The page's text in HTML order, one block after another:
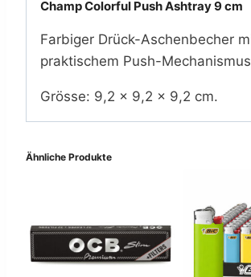
Champ Colorful Push Ashtray 9 cm
Farbiger Drück-Aschenbecher
praktischem Push-
Grösse: 9,2 × 9,2 × 9,2 cm.
Ähnliche Produkte